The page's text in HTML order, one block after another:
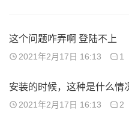
这个问题咋弄啊 登陆不上
2021年2月17日 16:13 1
安装的时候，这种是什么情
2021年2月17日 16:13 2